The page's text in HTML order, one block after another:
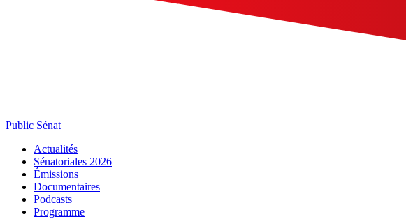
Public Sénat
Actualités
Sénatoriales 2026
Émissions
Documentaires
Podcasts
Programme